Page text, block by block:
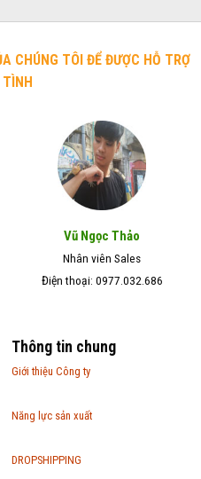
CHÚNG TÔI ĐỂ ĐƯỢC HỖ TRỢ
Vũ Ngọc Thảo
Nhân viên Sales
Điện thoại: 0977.032.686
Thông tin chung
Giới thiệu Công ty
Năng lực sản xuất
DROPSHIPPING